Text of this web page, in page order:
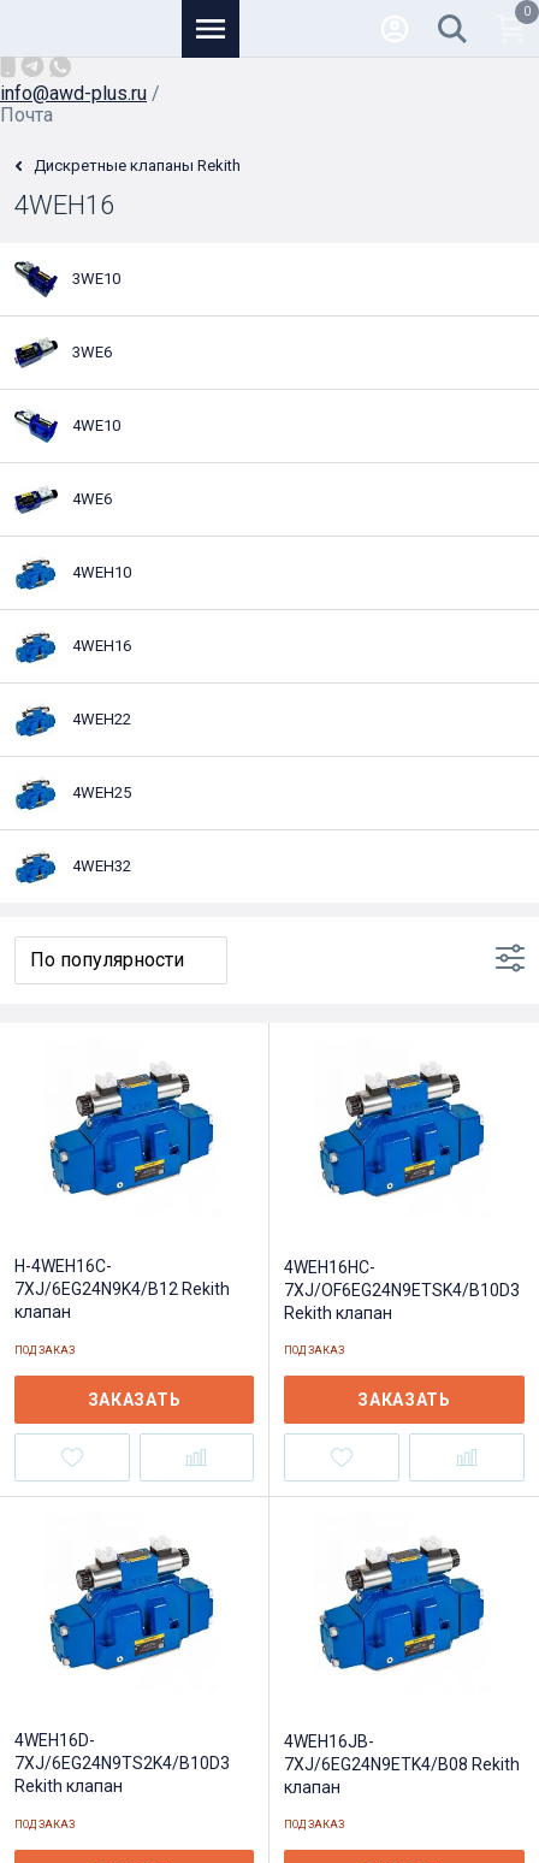
info@awd-plus.ru /
Почта
0
Дискретные клапаны Rekith
4WEH16
3WE10
3WE6
4WE10
4WE6
4WEH10
4WEH16
4WEH22
4WEH25
4WEH32
H-4WEH16C-
7XJ/6EG24N9K4/B12 Rekith
клапан
ПОД ЗАКАЗ
ЗАКАЗАТЬ
4WEH16HC-
7XJ/OF6EG24N9ETSK4/B10D3
Rekith клапан
ПОД ЗАКАЗ
ЗАКАЗАТЬ
4WEH16D-
7XJ/6EG24N9TS2K4/B10D3
Rekith клапан
ПОД ЗАКАЗ
4WEH16JB-
7XJ/6EG24N9ETK4/B08 Rekith
клапан
ПОД ЗАКАЗ